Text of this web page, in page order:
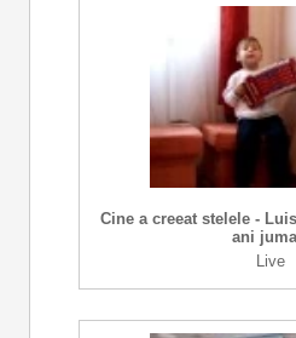
Cine a creeat stelele -
ani
Live